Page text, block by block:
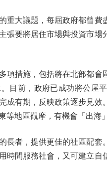
大議題，每屆政府都曾費
張要將居住市場與投資市
措施，包括將在北部都會
目前，政府已成功將公屋
成有期，反映政策逐步見
等地區觀摩，有機會「出海
者，提供更佳的社區配套
時間服務社會，又可建立